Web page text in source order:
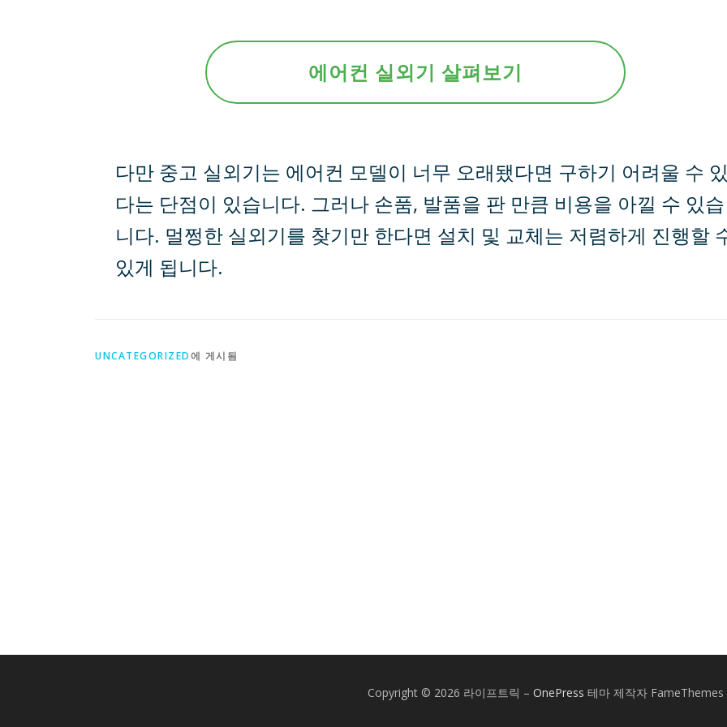
에어컨 실외기 살펴보기
다만 중고 실외기는 에어컨 모델이 너무 오래됐다면 구하기 어려울 수
다는 단점이 있습니다. 그러나 손품, 발품을 판 만큼 비용을 아낄 수 있습
니다. 멀쩡한 실외기를 찾기만 한다면 설치 및 교체는 저렴하게 진행할
있게 됩니다.
UNCATEGORIZED에 게시됨
Copyright © 2026 라이프트릭 – OnePress 테마 제작자 FameThemes